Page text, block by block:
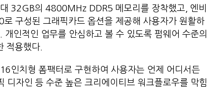
32GB의 4800MHz DDR5 메모리를 장착했고, 엔비
구성된 그래픽카드 옵션을 제공해 사용자가 원활하
인적인 업무를 안심하고 볼 수 있도록 펌웨어 수준의
적용했다.
인치형 폼팩터로 구현하여 사용자는 언제 어디서든
디자인 등 수준 높은 크리에이티브 워크플로우를 막힘